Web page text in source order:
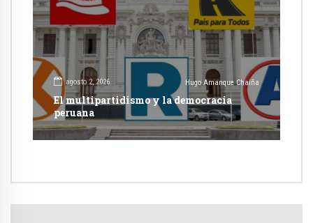
agosto 2, 2026 Hugo Amanque Chaiña
El multipartidismo y la democracia
peruana